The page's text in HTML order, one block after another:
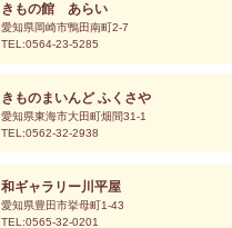
きもの館 あらい
愛知県岡崎市鴨田南町2-7
TEL:0564-23-5285
きものまいんど ふくさや
愛知県東海市大田町畑間31-1
TEL:0562-32-2938
和ギャラリー川平屋
愛知県豊田市挙母町1-43
TEL:0565-32-0201